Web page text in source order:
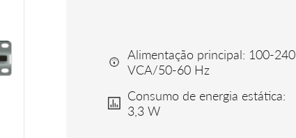
Alimentação principal: 100-240
VCA/50-60 Hz
Consumo de energia estática:
3,3 W